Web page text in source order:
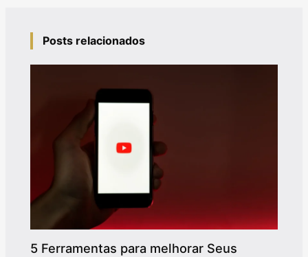
Posts relacionados
5 Ferramentas para melhorar Seus